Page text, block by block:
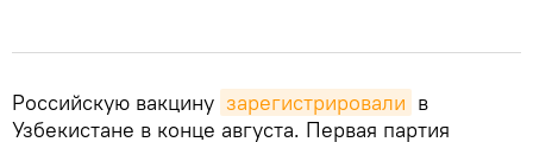
Российскую вакцину зарегистрировали в
Узбекистане в конце августа. Первая партия